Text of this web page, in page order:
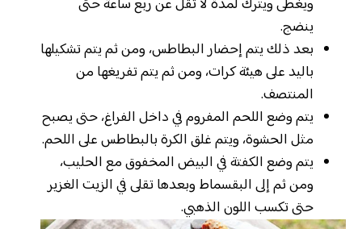
ويغطى ويترك لمدة لا تقل عن ربع ساعة حتى
ينضج.
بعد ذلك يتم إحضار البطاطس، ومن ثم يتم تشكيلها
باليد على هيئة كرات، ومن ثم يتم تفريغها من
المنتصف.
يتم وضع اللحم المفروم في داخل الفراغ، حتى يصبح
مثل الحشوة، ويتم غلق الكرة بالبطاطس على اللحم.
يتم وضع الكفتة في البيض المخفوق مع الحليب،
ومن ثم إلى البقسماط وبعدها تقلى في الزيت الغزير
حتى تكسب اللون الذهبي.